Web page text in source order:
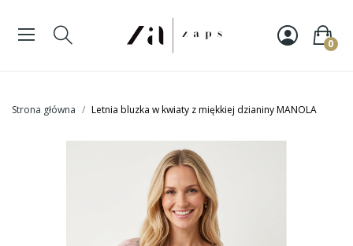
0
Strona główna Letnia bluzka w kwiaty z miękkiej dzianiny MANOLA